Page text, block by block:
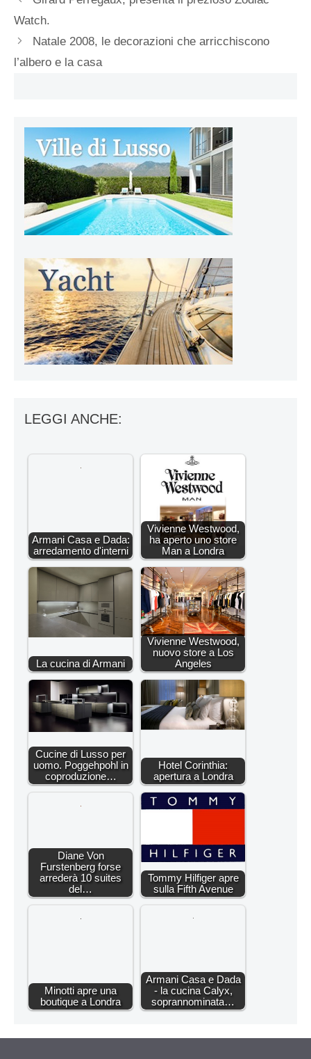
Watch.
Natale 2008, le decorazioni che arricchiscono
l’albero e la casa
LEGGI ANCHE:
Armani Casa e Dada:
arredamento d'interni
Vivienne Westwood,
ha aperto uno store
Man a Londra
La cucina di Armani
Vivienne Westwood,
nuovo store a Los
Angeles
Cucine di Lusso per
uomo. Poggehpohl in
coproduzione…
Hotel Corinthia:
apertura a Londra
Diane Von
Furstenberg forse
arrederà 10 suites
del…
Tommy Hilfiger apre
sulla Fifth Avenue
Minotti apre una
boutique a Londra
Armani Casa e Dada
- la cucina Calyx,
soprannominata…